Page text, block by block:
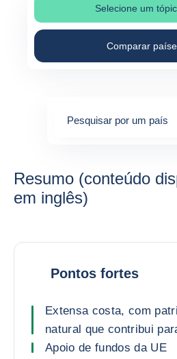
Selecione um
Comparar
Pesquisar por um país
Resumo (conteúdo
em inglês)
Pontos fortes
Extensa costa, com
natural que contribui
Apoio de fundos da UE